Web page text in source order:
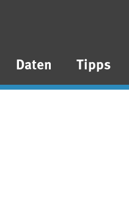
Daten Tipps